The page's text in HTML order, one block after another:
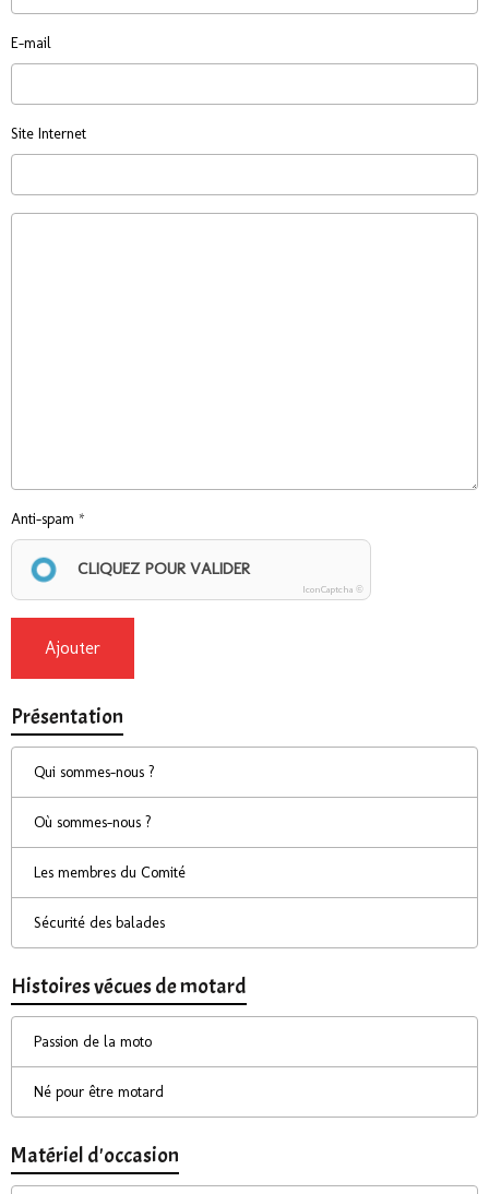
E-mail
Site Internet
Anti-spam
CLIQUEZ POUR VALIDER
IconCaptcha ©
Ajouter
Présentation
Qui sommes-nous ?
Où sommes-nous ?
Les membres du Comité
Sécurité des balades
Histoires vécues de motard
Passion de la moto
Né pour être motard
Matériel d'occasion